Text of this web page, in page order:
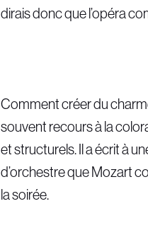
dirais donc que l’opéra
Comment créer du
souvent recours à la
et structurels. Il a écrit à
d’orchestre que Mozart
la soirée.